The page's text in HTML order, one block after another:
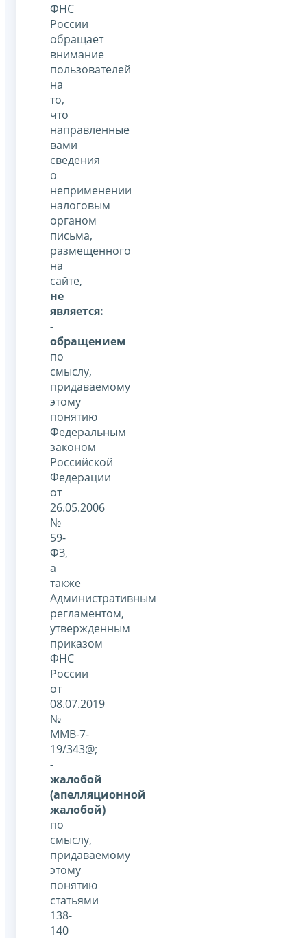
ФНС
России
обращает
внимание
пользователей
на
то,
что
направленные
вами
сведения
о
неприменении
налоговым
органом
письма,
размещенного
на
сайте,
не
является:
-
обращением
по
смыслу,
придаваемому
этому
понятию
Федеральным
законом
Российской
Федерации
от
26.05.2006
№
59-
ФЗ,
а
также
Административным
регламентом,
утвержденным
приказом
ФНС
России
от
08.07.2019
№
ММВ-7-
19/343@;
-
жалобой
(апелляционной
жалобой)
по
смыслу,
придаваемому
этому
понятию
статьями
138-
140